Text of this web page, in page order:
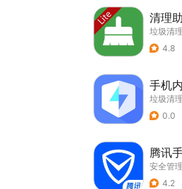
清理
垃圾清理
4.8
手机
垃圾清理
0.0
腾讯
安全管理
4.2